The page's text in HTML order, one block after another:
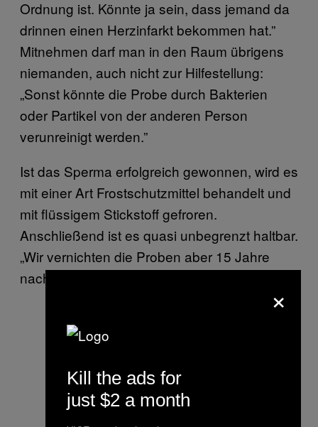
Ordnung ist. Könnte ja sein, dass jemand da
drinnen einen Herzinfarkt bekommen hat.”
Mitnehmen darf man in den Raum übrigens
niemanden, auch nicht zur Hilfestellung:
„Sonst könnte die Probe durch Bakterien
oder Partikel von der anderen Person
verunreinigt werden.”
Ist das Sperma erfolgreich gewonnen, wird es
mit einer Art Frostschutzmittel behandelt und
mit flüssigem Stickstoff gefroren.
Anschließend ist es quasi unbegrenzt haltbar.
„Wir vernichten die Proben aber 15 Jahre
nach der letzten Abgabe.”
×
Kill the ads for
just $2 a month